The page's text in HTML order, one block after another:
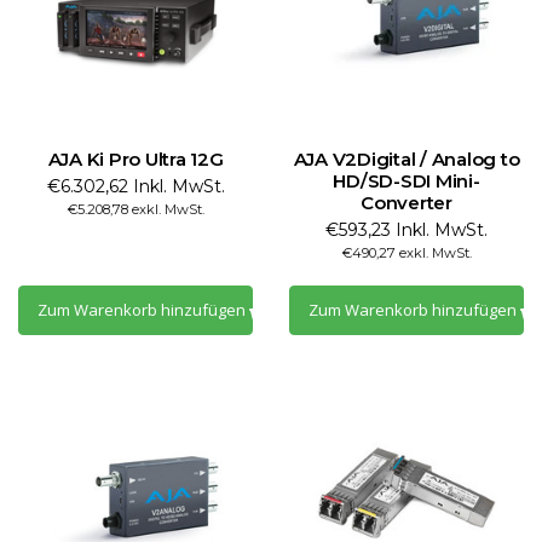
AJA Ki Pro Ultra 12G
€6.302,62 Inkl. MwSt.
€5.208,78 exkl. MwSt.
Zum Warenkorb hinzufügen
AJA V2Digital / Analog to
HD/SD-SDI Mini-
Converter
€593,23 Inkl. MwSt.
€490,27 exkl. MwSt.
Zum Warenkorb hinzufügen